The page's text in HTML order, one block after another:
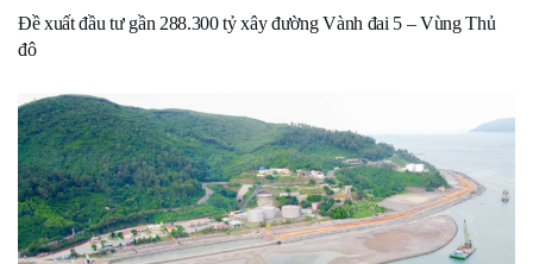
Đề xuất đầu tư gần 288.300 tỷ xây đường Vành đai 5 – Vùng Thủ
đô